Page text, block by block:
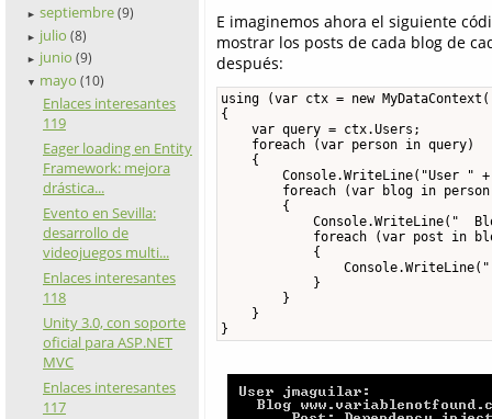
► septiembre (9)
► julio (8)
► junio (9)
▼ mayo (10)
Enlaces interesantes
119
Eager loading en Entity
Framework: mejora
drástica...
Evento en Sevilla:
desarrollo de
videojuegos multi...
Enlaces interesantes
118
Unity 3.0, con soporte
oficial para ASP.NET
MVC
Enlaces interesantes
117
E imaginemos ahora el siguiente
mostrar los posts de cada blog de
después:
using (var ctx = new
{
    var query = ctx.Users;
    foreach (var person in query)
    {
Console.WriteLine("User "
foreach (var blog in
        {
Console.WriteLine("
foreach (var post in
            {
            }
        }
    }
}